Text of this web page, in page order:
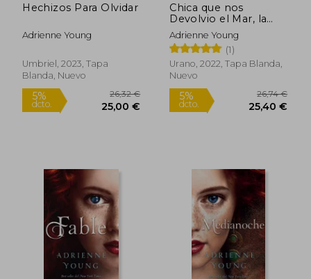
5%
dcto.
5%
dcto.
Hechizos Para Olvidar
Adrienne Young
Umbriel, 2023, Tapa
Blanda, Nuevo
Chica que nos
Devolvio el Mar, la
(Mex)
Adrienne Young
(1)
Urano, 2022, Tapa Blanda,
Nuevo